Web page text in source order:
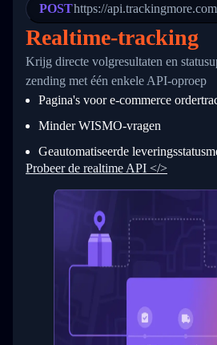
23
24
25
27
28
29
30
31
33
34
"Details":
          },
          {
"Date":
"Details":
          }
      }
  }
}
POSThttps://
Realtime-tracking
Krijg directe volgresultaten en
zending met één enkele API-oproep
Pagina's voor e-commerce
Minder WISMO-vragen
Geautomatiseerde
Probeer de realtime API </>